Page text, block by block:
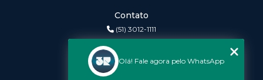
Contato
(51) 3012-1111
Endereço
Olá! Fale agora pelo WhatsApp